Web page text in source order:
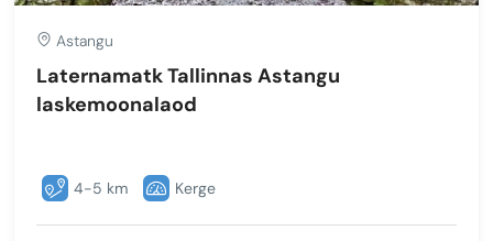
Astangu
Laternamatk Tallinnas Astangu
laskemoonalaod
4-5 km Kerge